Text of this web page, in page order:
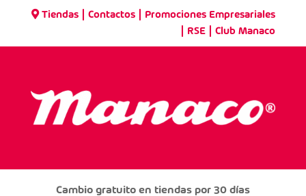
Tiendas |Contactos Promociones Empresariales
RSE |Club Manaco
Cambio gratuito en tiendas por 30 días